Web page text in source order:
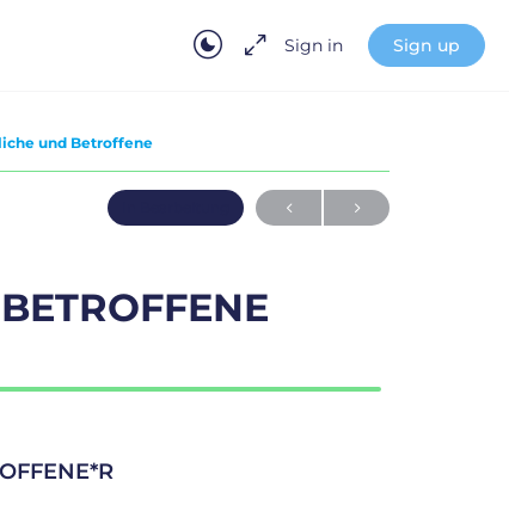
Sign in Sign up
und Betroffene